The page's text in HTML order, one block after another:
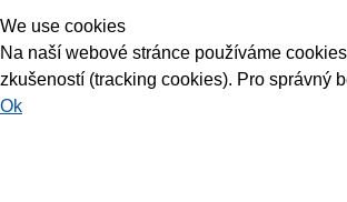
We use cookies
Na naší webové stránce používáme
zkušeností (tracking cookies). Pro správný
Ok